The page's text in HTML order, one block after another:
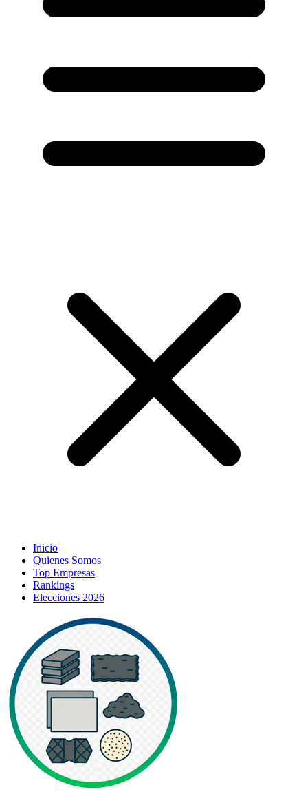
Inicio
Quienes Somos
Top Empresas
Rankings
Elecciones 2026